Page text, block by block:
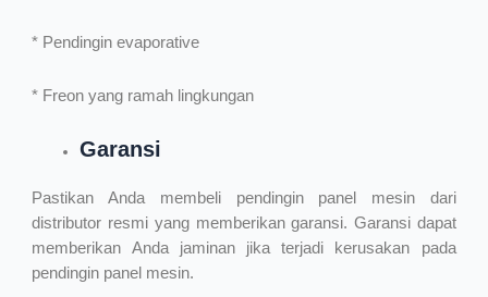
* Pendingin evaporative
* Freon yang ramah lingkungan
Garansi
Pastikan Anda membeli pendingin panel mesin dari
distributor resmi yang memberikan garansi. Garansi dapat
memberikan Anda jaminan jika terjadi kerusakan pada
pendingin panel mesin.